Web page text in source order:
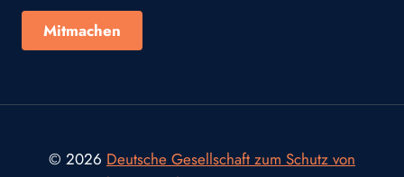
Mitmachen
© 2026 Deutsche Gesellschaft zum Schutz von